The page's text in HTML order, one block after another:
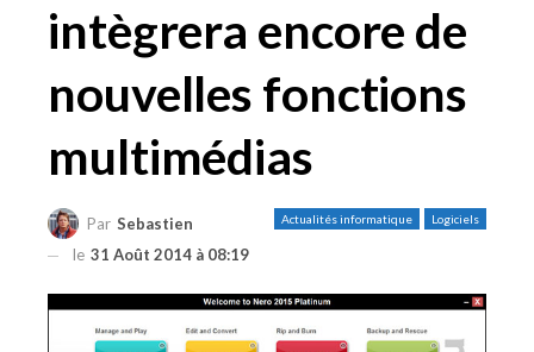
intègrera encore de
nouvelles fonctions
multimédias
Actualités informatique Logiciels
Par Sebastien
le 31 Août 2014 à 08:19